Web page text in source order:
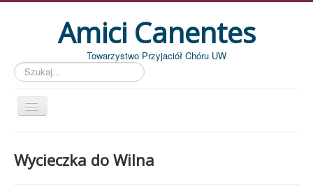
Amici Canentes
Towarzystwo Przyjaciół Chóru UW
Szukaj...
Aktualności
Wycieczka do Wilna